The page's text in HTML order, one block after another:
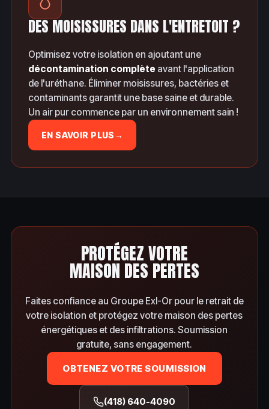
DES MOISISSURES DANS L'ENTRETOIT ?
Optimisez votre isolation en ajoutant une
décontamination complète avant l'application
de l'uréthane. Éliminer moisissures, bactéries et
contaminants garantit une base saine et durable.
Un air pur commence par un environnement sain !
EN SAVOIR PLUS →
PROTÉGEZ VOTRE
MAISON DES PERTES
Faites confiance au Groupe Exl-Or pour le retrait de
votre isolation et protégez votre maison des pertes
énergétiques et des infiltrations. Soumission
gratuite, sans engagement.
OBTENEZ VOTRE SOUMISSION
(418) 640-4090